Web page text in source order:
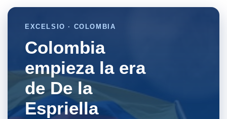
EXCELSIO · COLOMBIA
Colombia
empieza la era
de De la
Espriella